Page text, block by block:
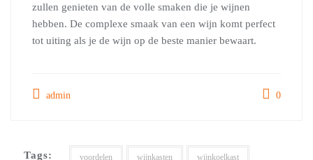
zullen genieten van de volle smaken die je wijnen
hebben. De complexe smaak van een wijn komt perfect
tot uiting als je de wijn op de beste manier bewaart.
admin 0
Tags: voordelen wijnkasten wijnkoelkast